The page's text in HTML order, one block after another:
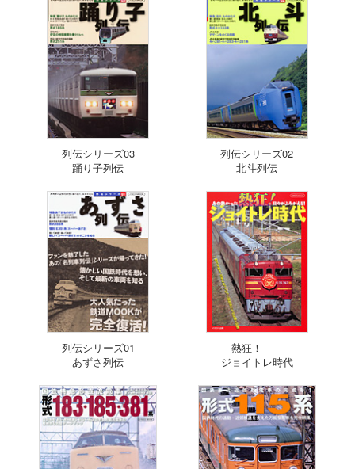
列伝シリーズ03
踊り子列伝
列伝シリーズ02
北斗列伝
列伝シリーズ01
あずさ列伝
熱狂！
ジョイトレ時代